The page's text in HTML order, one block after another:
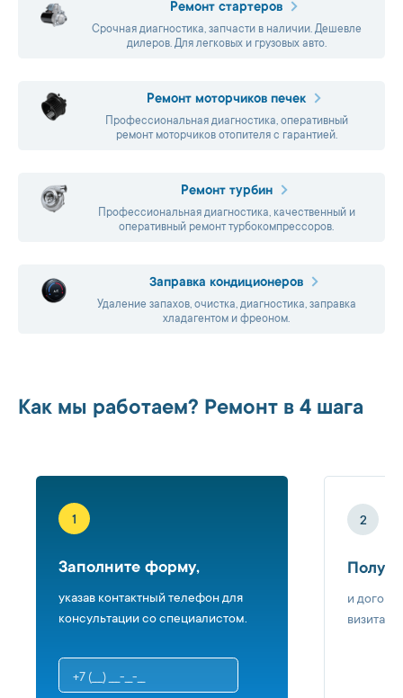
Ремонт стартеров
Срочная диагностика, запчасти в наличии. Дешевле
дилеров. Для легковых и грузовых авто.
Ремонт моторчиков печек
Профессиональная диагностика, оперативный
ремонт моторчиков отопителя с гарантией.
Ремонт турбин
Профессиональная диагностика, качественный и
оперативный ремонт турбокомпрессоров.
Заправка кондиционеров
Удаление запахов, очистка, диагностика, заправка
хладагентом и фреоном.
Как мы работаем? Ремонт в 4 шага
1
Заполните форму,
указав контактный телефон для
консультации со специалистом.
2
и
визита в